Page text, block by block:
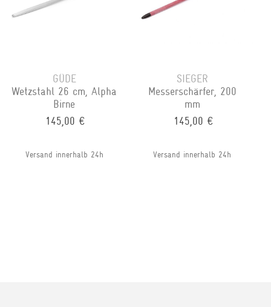
GÜDE
Wetzstahl 26 cm, Alpha
Birne
145,00 €
Versand innerhalb 24h
SIEGER
Messerschärfer, 200
mm
145,00 €
Versand innerhalb 24h